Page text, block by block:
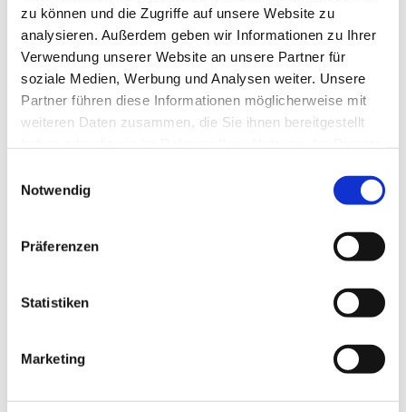
zu können und die Zugriffe auf unsere Website zu
analysieren. Außerdem geben wir Informationen zu Ihrer
Verwendung unserer Website an unsere Partner für
soziale Medien, Werbung und Analysen weiter. Unsere
Partner führen diese Informationen möglicherweise mit
weiteren Daten zusammen, die Sie ihnen bereitgestellt
Notwendig
Präferenzen
Statistiken
Marketing
Dies könnte Sie auch